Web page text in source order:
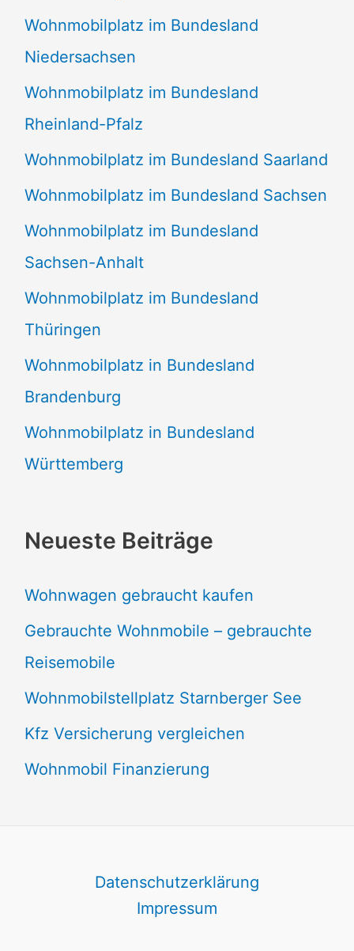
Wohnmobilplatz im Bundesland
Niedersachsen
Wohnmobilplatz im Bundesland
Rheinland-Pfalz
Wohnmobilplatz im Bundesland Saarland
Wohnmobilplatz im Bundesland Sachsen
Wohnmobilplatz im Bundesland
Sachsen-Anhalt
Wohnmobilplatz im Bundesland
Thüringen
Wohnmobilplatz in Bundesland
Brandenburg
Wohnmobilplatz in Bundesland
Württemberg
Neueste Beiträge
Wohnwagen gebraucht kaufen
Gebrauchte Wohnmobile – gebrauchte
Reisemobile
Wohnmobilstellplatz Starnberger See
Kfz Versicherung vergleichen
Wohnmobil Finanzierung
Datenschutzerklärung
Impressum